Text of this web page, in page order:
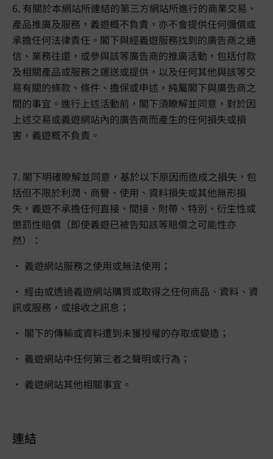
6. 有關於本網站所連結的第三方網站所進行的商業交易、
產品推廣及服務，義遊概不負責，亦不會提供任何彌償或
承擔任何法律責任。閣下與經義遊服務找到的廣告商之通
信、業務往還，或參與該等廣告商的推廣活動，包括付款
及相關產品或服務之運送或提供，以及任何其他與該等交
易有關的條款、條件、擔保或申述，純屬閣下與廣告商之
間的事宜。進行上述活動前，閣下須瞭解並同意，對於因
上述交易或義遊網站內的廣告商而產生的任何損失或損
害，義遊概不負責。
7. 閣下明確瞭解並同意，基於以下原因而造成之損失，包
括但不限於利潤、商譽、使用、資料損失或其他無形損
失，義遊不承擔任何直接、間接、附帶、特別、衍生性或
懲罰性賠償（即使義遊已被告知該等賠償之可能性亦
然）：
• 義遊網站服務之使用或無法使用；
• 經由或透過義遊網站購買或取得之任何商品、資料、資
訊或服務，或接收之訊息；
• 閣下的傳輸或資料遭到未獲授權的存取或變造；
• 義遊網站中任何第三者之聲明或行為；
• 義遊網站其他相關事宜。
連結